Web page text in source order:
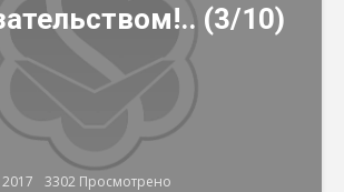
(3/10)
3302 Просмотрено